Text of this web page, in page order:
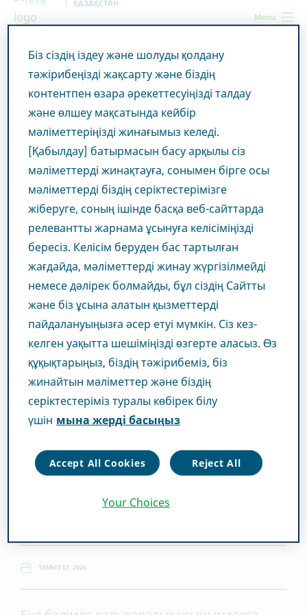
Menu
ҚАЗАҚСТАН
Kazakhstan Бас сақинасы
Анти-CGRP - моноклоналды
антиденелерді (МАД) қолдана отырып, бас сақинасының заманауи
профилактикалық емдеу
Анти-CGRP -
моноклоналды
антиденелерді (МАД)
қолдана отырып, бас
сақинасының заманауи
профилактикалық емдеу
ТАМЫЗ 07, 2026
Біз сіздің іздеу және шолуды қолдану
тәжірибеңізді жақсарту және біздің
контентпен өзара әрекеттесуіңізді талдау
және өлшеу мақсатында кейбір
мәліметтеріңізді жинағымыз келеді.
[Қабылдау] батырмасын басу арқылы сіз
мәліметтерді жинақтауға, сонымен бірге осы
мәліметтерді біздің серіктестерімізге
жіберуге, соның ішінде басқа веб-сайттарда
релевантты жарнама ұсынуға келісіміңізді
бересіз. Келісім беруден бас тартылған
жағдайда, мәліметтерді жинау жүргізілмейді
немесе дәлірек болмайды, бұл сіздің Сайтты
және біз ұсына алатын қызметтерді
пайдалануыңызға әсер етуі мүмкін. Сіз кез-
келген уақытта шешіміңізді өзгерте аласыз. Өз
құқықтарыңыз, біздің тәжірибеміз, біз
жинайтын мәліметтер және біздің
серіктестеріміз туралы көбірек білу
үшін мына жерді басыңыз
Accept All Cookies Reject All
Your Choices